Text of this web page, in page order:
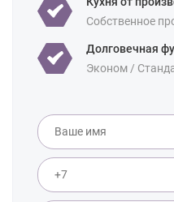
Собственное
Долговечная
Эконом /